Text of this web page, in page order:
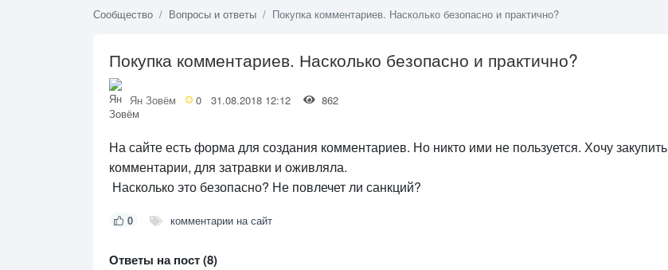
Сообщество Вопросы и ответы Покупка комментариев. Насколько безопасно и практично?
Покупка комментариев. Насколько безопасно и практично?
Ян Зовём 0 31.08.2018 12:12 862
На сайте есть форма для создания комментариев. Но никто ими не пользуется. Хочу закупить
комментарии, для затравки и оживляла.
Насколько это безопасно? Не повлечет ли санкций?
0 комментарии на сайт
Ответы на пост (8)